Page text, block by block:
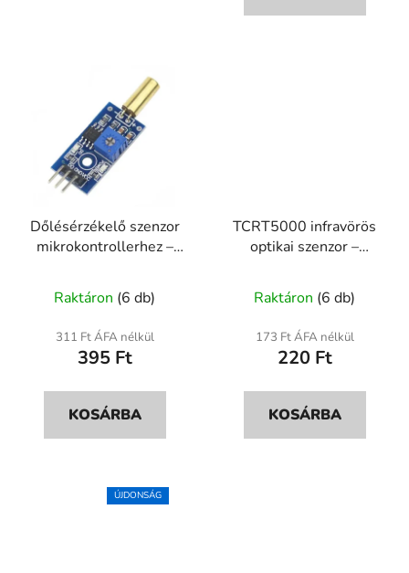
Dőlésérzékelő szenzor
mikrokontrollerhez –
modul
Raktáron (6 db)
311 Ft ÁFA nélkül
395 Ft
KOSÁRBA
TCRT5000 infravörös
optikai szenzor –
közelségérzékelő
Raktáron (6 db)
173 Ft ÁFA nélkül
220 Ft
KOSÁRBA
ÚJDONSÁG